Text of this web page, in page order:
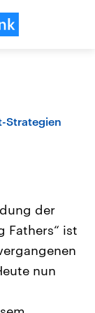
Beiträge,
und
die Vereinigten
Ländern
Einfluss auf
Strategien
der
Fathers“ ist
nun